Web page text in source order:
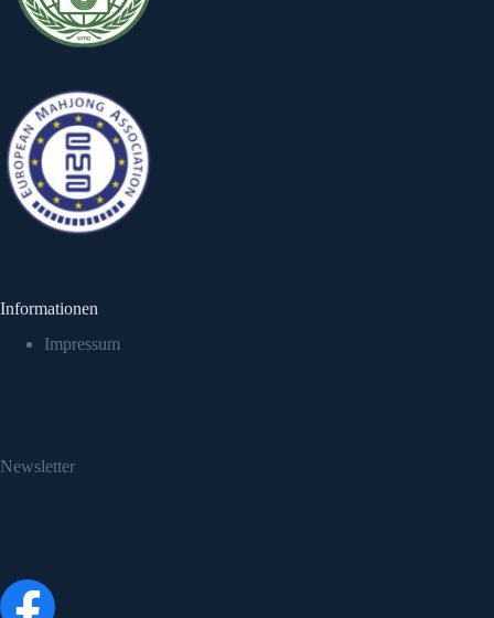
Informationen
Impressum
Newsletter